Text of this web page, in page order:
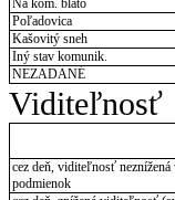
Poľadovica
Kašovitý sneh
Iný stav komunik.
NEZADANÉ
Viditeľnosť
cez deň, viditeľnosť
podmienok